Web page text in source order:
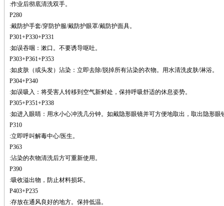
炔
噻吩
筛
砷
石
试纸
锶
松
素
酸
钛
钽
碳
糖
锑
铁
铜
酮
烷
:作业后彻底清洗双手。
P280
:戴防护手套/穿防护服/戴防护眼罩/戴防护面具。
P301+P330+P331
:如误吞咽：漱口。不要诱导呕吐。
P303+P361+P353
:如皮肤（或头发）沾染：立即去除/脱掉所有沾染的衣物。用水清洗皮肤/淋浴。
P304+P340
:如误吸入：将受害人转移到空气新鲜处，保持呼吸舒适的休息姿势。
P305+P351+P338
:如进入眼睛：用水小心冲洗几分钟。如戴隐形眼镜并可方便地取出，取出隐形眼
P310
:立即呼叫解毒中心/医生。
P363
:沾染的衣物清洗后方可重新使用。
P390
:吸收溢出物，防止材料损坏。
P403+P235
:存放在通风良好的地方。保持低温。